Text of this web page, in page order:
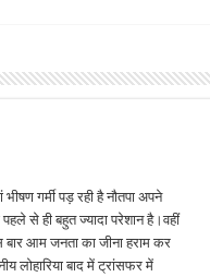
गर्मी पड़ रही है नौतपा अपने
से ही बहुत ज्यादा परेशान है।वहीं
आम जनता का जीना हराम कर
बाद में ट्रांसफर में